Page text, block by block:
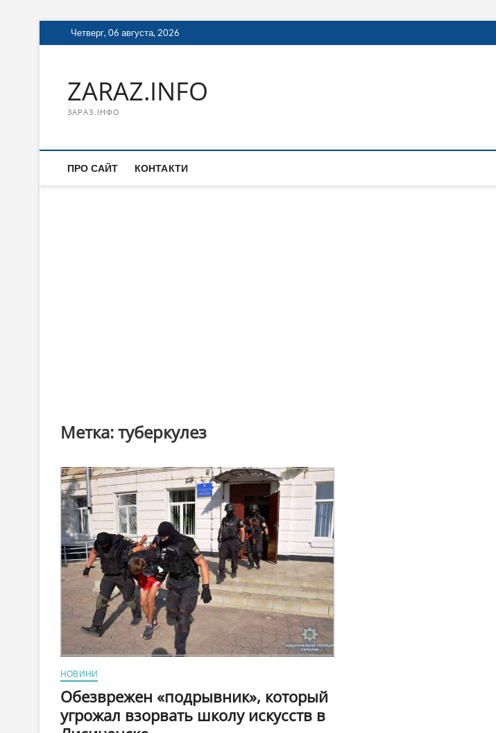
Перейти
к
Четверг, 06 августа, 2026
ZARAZ.INFO
ЗАРАЗ.ІНФО
ПРО САЙТ КОНТАКТИ
Метка:туберкулез
НОВИНИ
Обезврежен «подрывник», который
угрожал взорвать школу искусств в